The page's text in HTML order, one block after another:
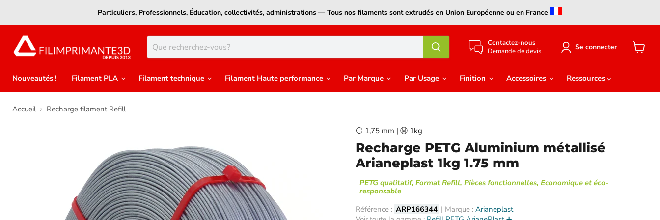
Particuliers, Professionnels, Éducation, collectivités, administrations — Tous nos filaments sont extrudés en Union Européenne ou en France
Contactez-nous
Demande de devis
Se connecter
Voir
Nouveautés ! Filament PLA Filament technique Filament Haute performance Par Marque Par Usage Finition Accessoires Ressources
Accueil Recharge filament Refill
⚪ 1,75 mm | Ⓜ️ 1kg
Recharge PETG Aluminium métallisé
Arianeplast 1kg 1.75 mm
PETG qualitatif, Format Refill, Pièces fonctionnelles, Economique et éco-
responsable
Référence : ARP166344 | Marque : Arianeplast